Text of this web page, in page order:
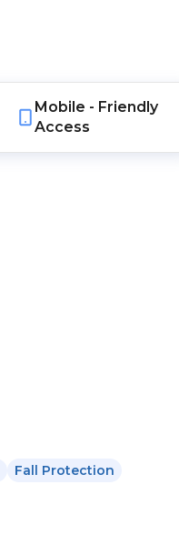
Mobile - Friendly
Access
Fall Protection